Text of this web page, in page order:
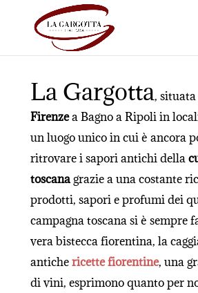
La Gargotta, situata
Firenzea Bagno a Ripoli in
un luogo unico in cui è ancora
ritrovare i sapori antichi della
toscanagrazie a una costante
prodotti, sapori e profumi dei
campagna toscana si è sempre
vera bistecca fiorentina, la
antichericette fiorentine, una
di vini, esprimono quanto per